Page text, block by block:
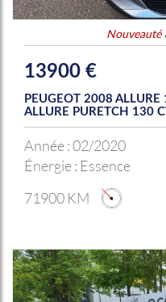
Nouveauté
13900 €
PEUGEOT 2008
ALLURE PURETCH 130
Année :02/2020
Énergie : Essence
71900 KM